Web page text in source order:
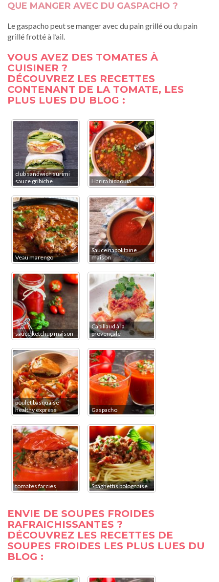
QUE MANGER AVEC DU GASPACHO ?
Le gaspacho peut se manger avec du pain grillé ou du pain
grillé frotté à l’ail.
VOUS AVEZ DES TOMATES À
CUISINER ?
DÉCOUVREZ LES RECETTES
CONTENANT DE LA TOMATE, LES
PLUS LUES DU BLOG :
club sandwich surimi
sauce gribiche
Harira bidaouia
Veau marengo
Sauce napolitaine
maison
sauce ketchup maison
Cabillaud à la
provençale
poulet basquaise
healthy express
Gaspacho
tomates farcies Spaghettis bolognaise
ENVIE DE SOUPES FROIDES
RAFRAICHISSANTES ?
DÉCOUVREZ LES RECETTES DE
SOUPES FROIDES LES PLUS LUES DU
BLOG :